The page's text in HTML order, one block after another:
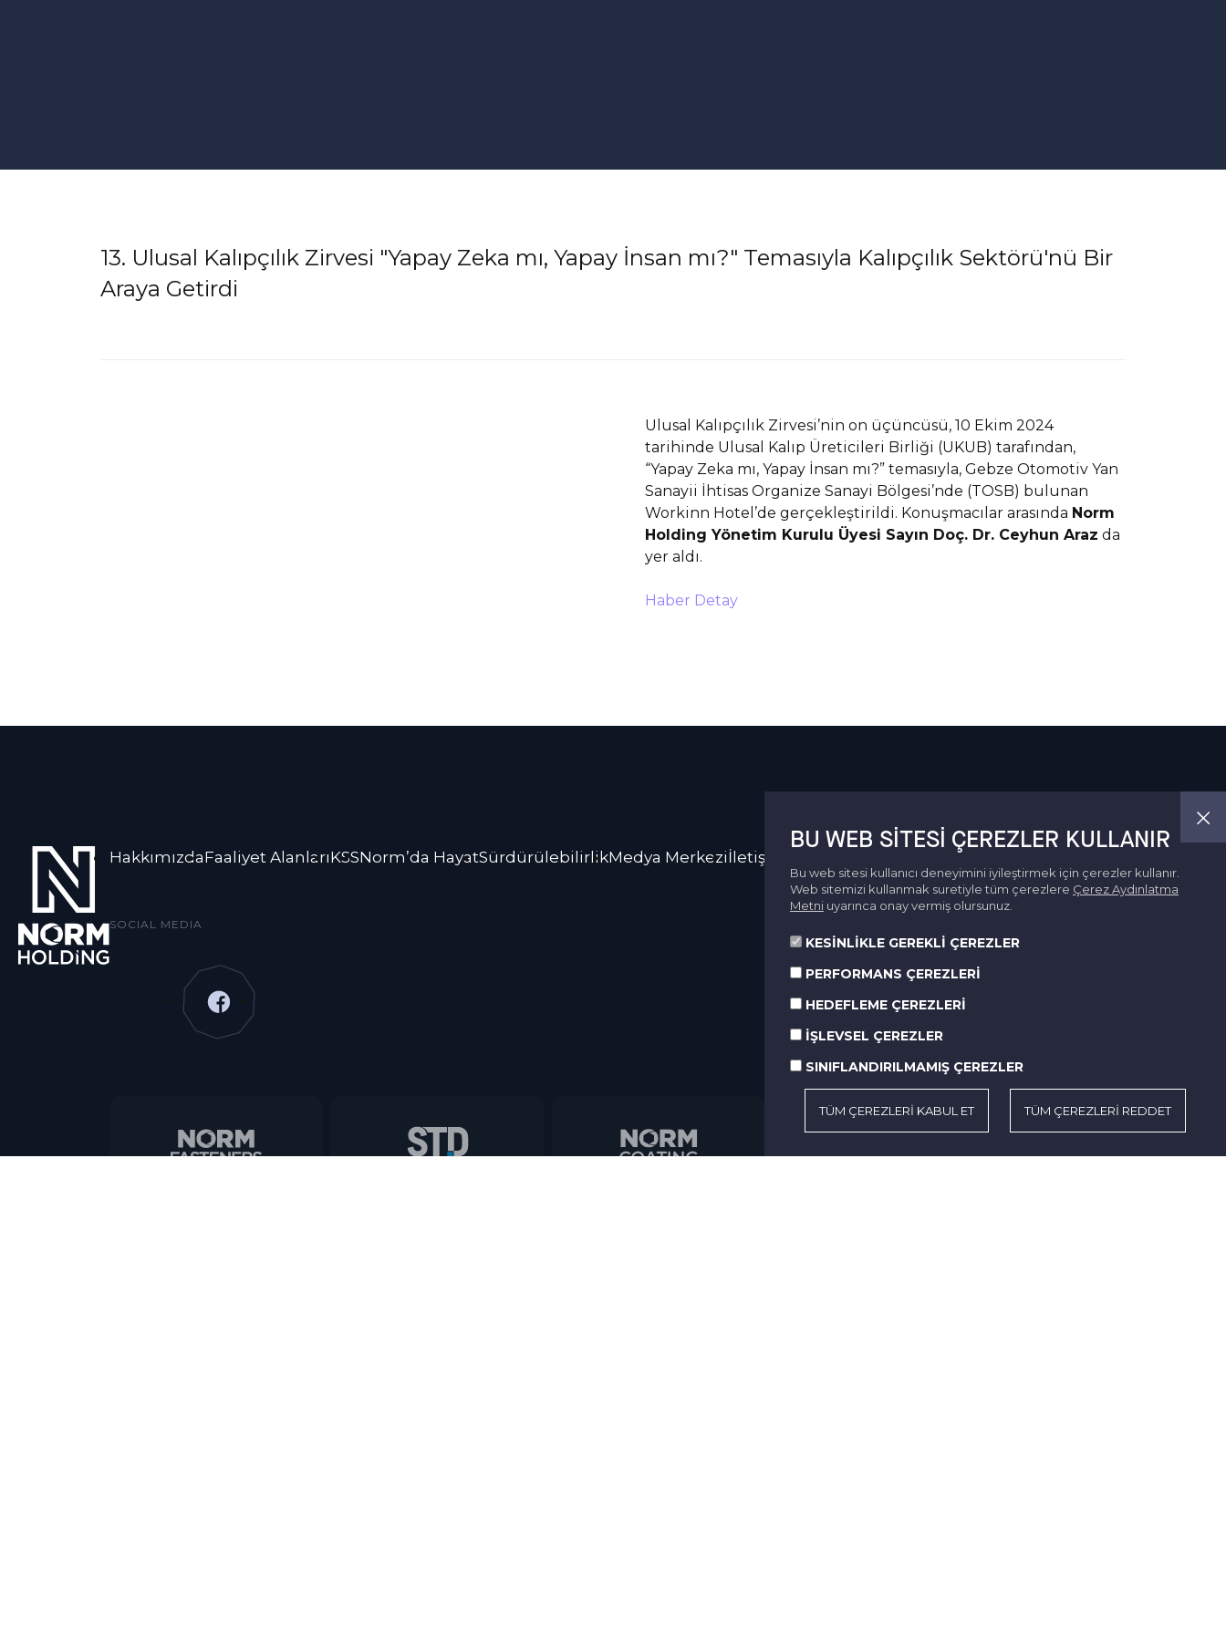
13. Ulusal Kalıpçılık Zirvesi "Yapay Zeka mı, Yapay İnsan mı?" Temasıyla Kalıpçılık Sektörü'nü Bir
Araya Getirdi
Ulusal Kalıpçılık Zirvesi’nin on üçüncüsü, 10 Ekim 2024
tarihinde Ulusal Kalıp Üreticileri Birliği (UKUB) tarafından,
“Yapay Zeka mı, Yapay İnsan mı?” temasıyla, Gebze Otomotiv Yan
Sanayii İhtisas Organize Sanayi Bölgesi’nde (TOSB) bulunan
Workinn Hotel’de gerçekleştirildi. Konuşmacılar arasında Norm
Holding Yönetim Kurulu Üyesi Sayın Doç. Dr. Ceyhun Araz da
yer aldı.
Haber Detay
HakkımızdaFaaliyet AlanlarıKSSNorm’da HayatSürdürülebilirlikMedya Merkezi İletişim
SOCIAL MEDIA
BU WEB SITESI ÇEREZLER KULLANIR
Bu web sitesi kullanıcı deneyimini iyileştirmek için çerezler kullanır.
Web sitemizi kullanmak suretiyle tüm çerezlere Çerez Aydınlatma
Metni uyarınca onay vermiş olursunuz.
KESİNLİKLE GEREKLİ ÇEREZLER
PERFORMANS ÇEREZLERİ
HEDEFLEME ÇEREZLERİ
İŞLEVSEL ÇEREZLER
SINIFLANDIRILMAMIŞ ÇEREZLER
TÜM ÇEREZLERİ KABUL ET TÜM ÇEREZLERİ REDDET